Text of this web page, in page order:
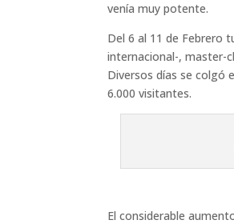
venía muy potente.
Del 6 al 11 de Febrero
internacional-, master-
Diversos días se colgó
6.000 visitantes.
El considerable